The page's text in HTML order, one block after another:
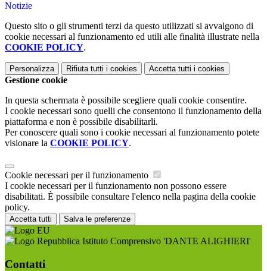
Notizie
Questo sito o gli strumenti terzi da questo utilizzati si avvalgono di
cookie necessari al funzionamento ed utili alle finalità illustrate nella
COOKIE POLICY.
Personalizza Rifiuta tutti i cookies Accetta tutti i cookies
Gestione cookie
In questa schermata è possibile scegliere quali cookie consentire.
I cookie necessari sono quelli che consentono il funzionamento della
piattaforma e non è possibile disabilitarli.
Per conoscere quali sono i cookie necessari al funzionamento potete
visionare la COOKIE POLICY.
Cookie necessari per il funzionamento
I cookie necessari per il funzionamento non possono essere
disabilitati. È possibile consultare l'elenco nella pagina della cookie
policy.
Accetta tutti Salva le preferenze
Istituto Comprensivo 'DANTE ALIGHIERI'
Contatti